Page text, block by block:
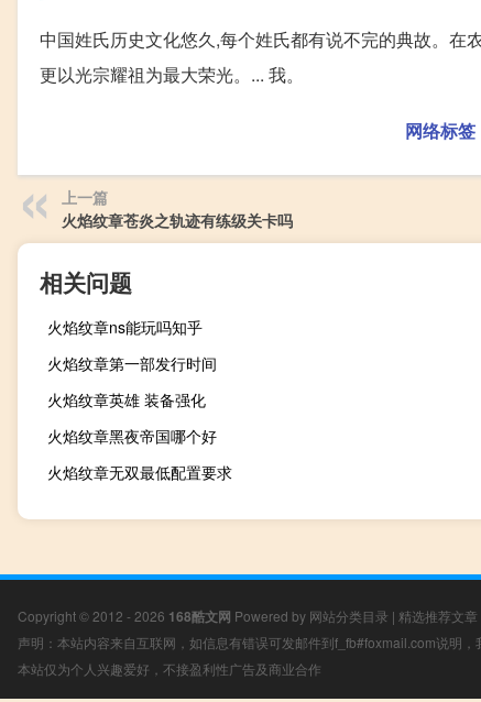
中国姓氏历史文化悠久,每个姓氏都有说不完的典故。在
更以光宗耀祖为最大荣光。... 我。
网络标签
上一篇
火焰纹章苍炎之轨迹有练级关卡吗
相关问题
火焰纹章ns能玩吗知乎
火焰纹章第一部发行时间
火焰纹章英雄 装备强化
火焰纹章黑夜帝国哪个好
火焰纹章无双最低配置要求
Copyright © 2012 - 2026 168酷文网 Powered by 网站分类目录 | 精选推荐文章
声明：本站内容来自互联网，如信息有错误可发邮件到f_fb#foxmail.com说明，
本站仅为个人兴趣爱好，不接盈利性广告及商业合作